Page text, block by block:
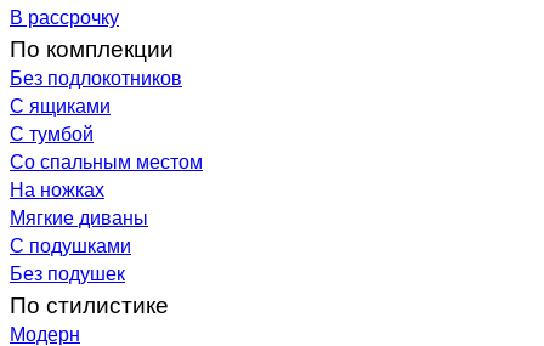
В рассрочку
По комплекции
Без подлокотников
С ящиками
С тумбой
Со спальным местом
На ножках
Мягкие диваны
С подушками
Без подушек
По стилистике
Модерн